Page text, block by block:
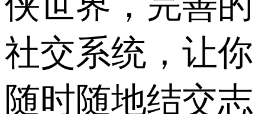
社交系统，让你
随时随地结交志